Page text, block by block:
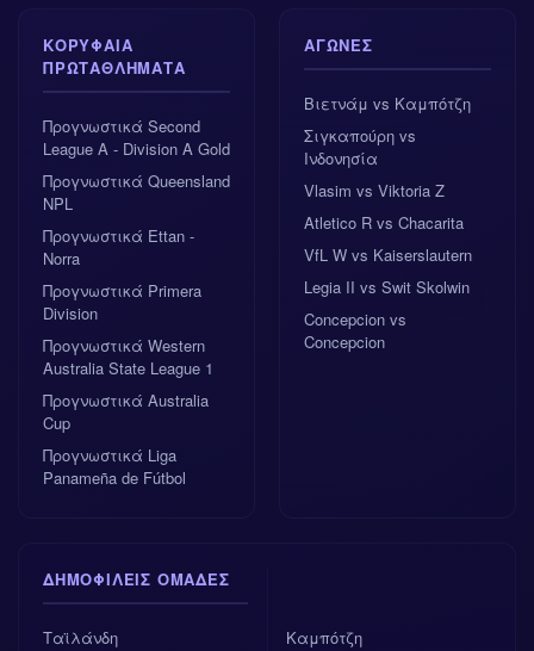
ΚΟΡΥΦΑΊΑ
ΠΡΩΤΑΘΛΉΜΑΤΑ
Προγνωστικά Second
League A - Division A Gold
Προγνωστικά Queensland
NPL
Προγνωστικά Ettan -
Norra
Προγνωστικά Primera
Division
Προγνωστικά Western
Australia State League 1
Προγνωστικά Australia
Cup
Προγνωστικά Liga
Panameña de Fútbol
ΑΓΏΝΕΣ
Βιετνάμ vs Καμπότζη
Σιγκαπούρη vs
Ινδονησία
Vlasim vs Viktoria Z
Atletico R vs Chacarita
VfL W vs Kaiserslautern
Legia II vs Swit Skolwin
Concepcion vs
Concepcion
ΔΗΜΟΦΙΛΕΊΣ ΟΜΆΔΕΣ
Ταϊλάνδη
Καμπότζη